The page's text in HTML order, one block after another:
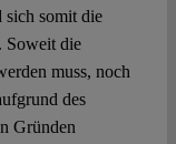
sich somit die
Soweit die
muss, noch
des
Gründen